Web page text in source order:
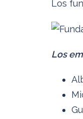
Los
Los